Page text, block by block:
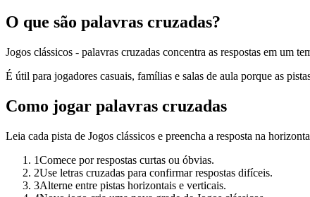
O que são palavras cruzadas?
Jogos clássicos - palavras cruzadas concentra as respostas em um
É útil para jogadores casuais, famílias e salas de aula porque as
Como jogar palavras cruzadas
Leia cada pista de Jogos clássicos e preencha a resposta na
1Comece por respostas curtas ou óbvias.
2Use letras cruzadas para confirmar respostas difíceis.
3Alterne entre pistas horizontais e verticais.